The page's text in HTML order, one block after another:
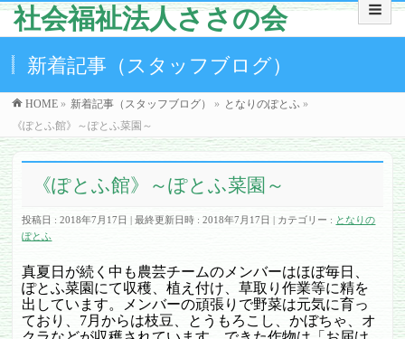
社会福祉法人ささの会
新着記事（スタッフブログ）
HOME » 新着記事（スタッフブログ） » となりのぽとふ »
《ぽとふ館》～ぽとふ菜園～
《ぽとふ館》～ぽとふ菜園～
投稿日 : 2018年7月17日 最終更新日時 : 2018年7月17日 カテゴリー : となりの
ぽとふ
真夏日が続く中も農芸チームのメンバーはほぼ毎日、
ぽとふ菜園にて収穫、植え付け、草取り作業等に精を
出しています。メンバーの頑張りで野菜は元気に育っ
ており、 7月からは枝豆、とうもろこし、かぼちゃ、オ